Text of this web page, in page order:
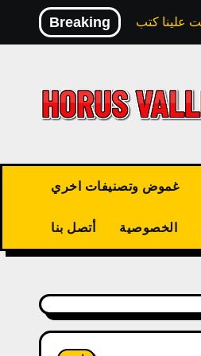
Breaking
غموض وتصنيفات اخري
أتصل بنا الخصوصية